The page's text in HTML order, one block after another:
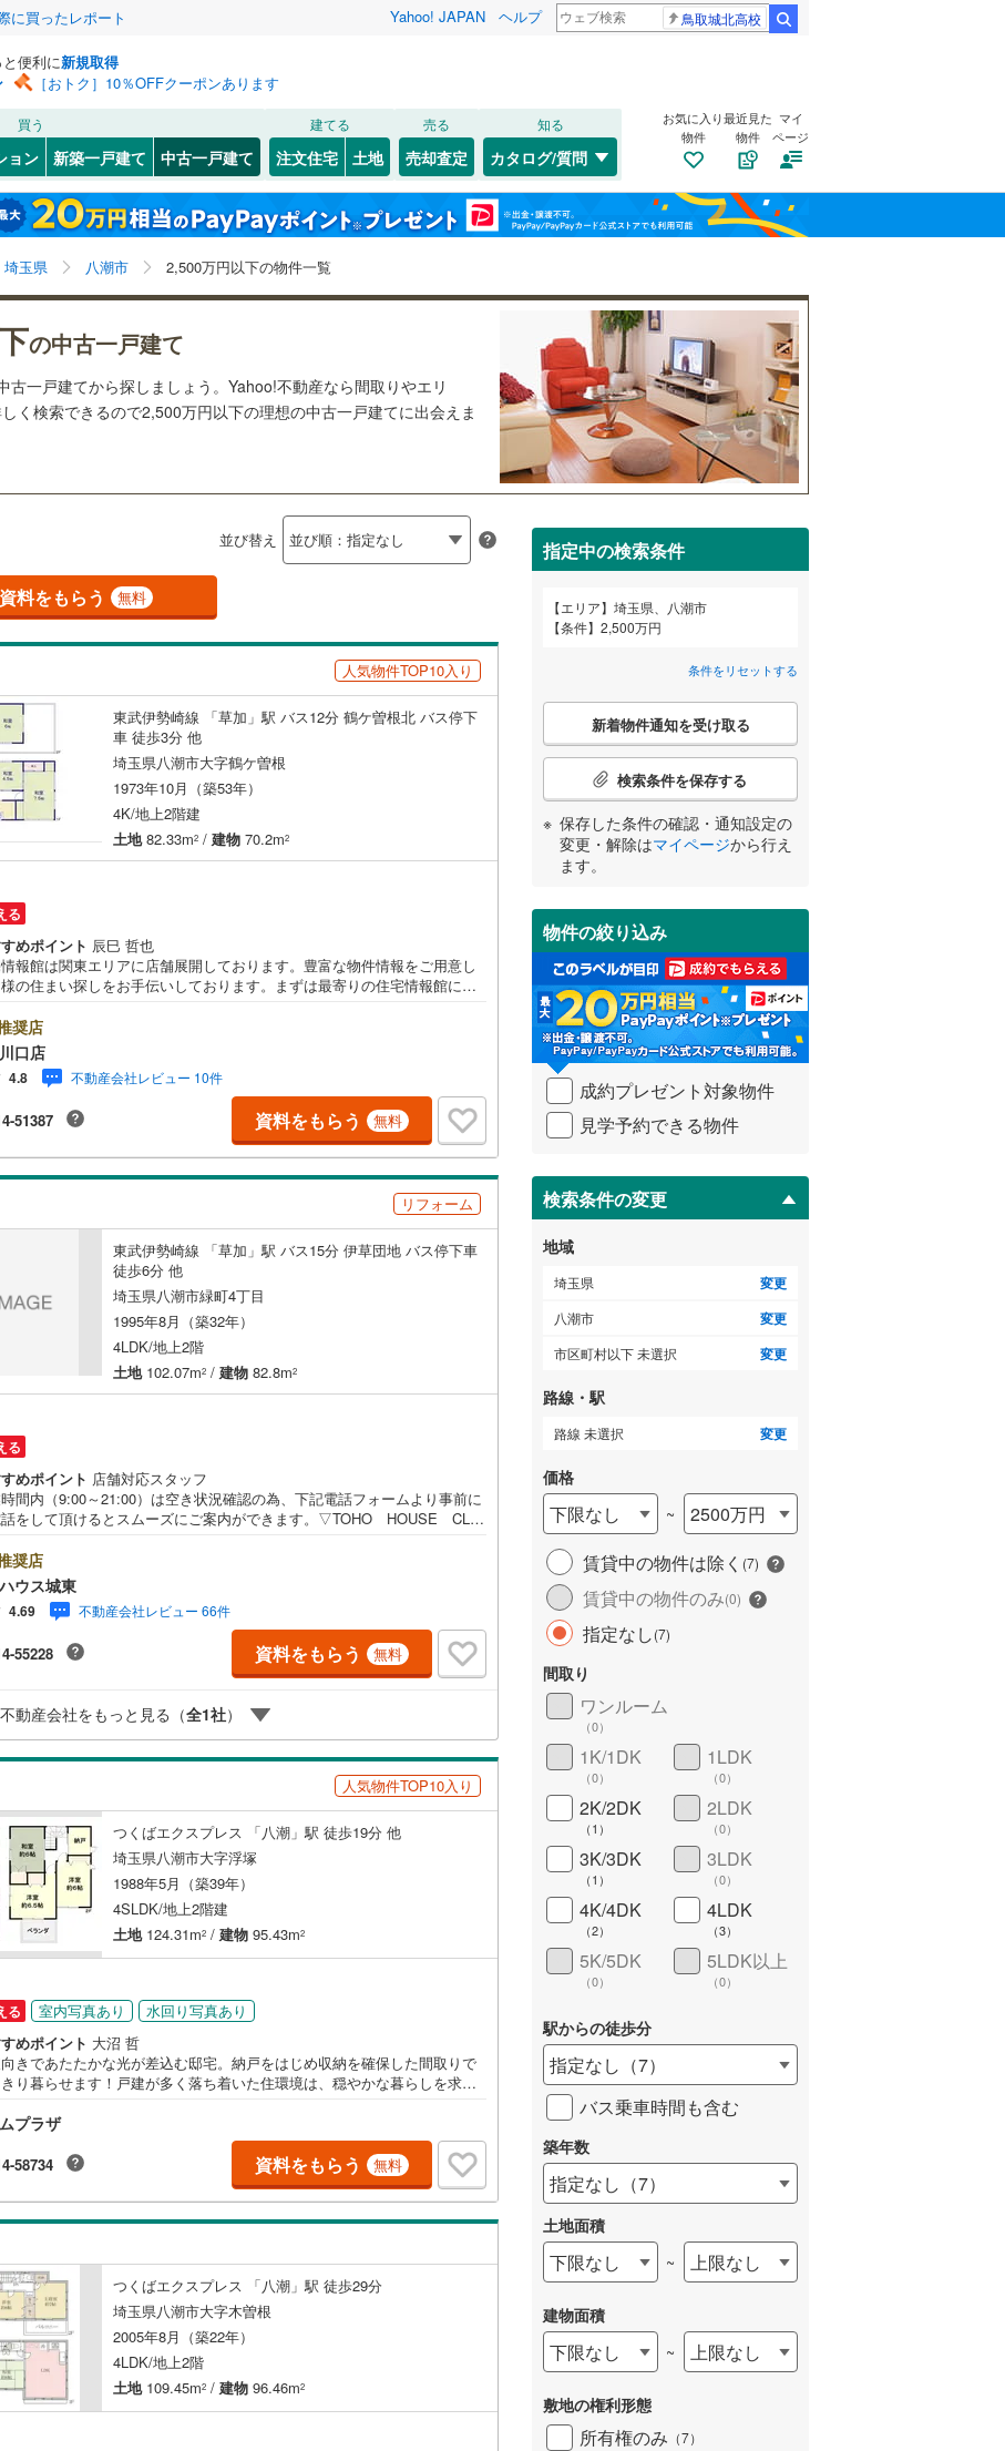
に買ったレポート Yahoo! JAPAN ヘルプ 鳥取城北高校
便利に新規取得
［おトク］10％OFFクーポンあります
買う
ョン 新築一戸建て 中古一戸建て
建てる
注文住宅 土地
売る
売却査定
知る
カタログ/質問
お気に入り
物件
最近見た
物件
マイ
ページ
埼玉県 八潮市 2,500万円以下の物件一覧
の中古一戸建て
一戸建てから探しましょう。Yahoo!不動産なら間取りやエリ
く検索できるので2,500万円以下の理想の中古一戸建てに出会えま
並び替え
料をもらう 無料
人気物件TOP10入り
東武伊勢崎線 「草加」駅 バス12分 鶴ケ曽根北 バス停下
車 徒歩3分 他
埼玉県八潮市大字鶴ケ曽根
1973年10月（築53年）
4K/地上2階建
土地82.33m2 / 建物 70.2m2
る
めポイント 辰巳 哲也
報館は関東エリアに店舗展開しております。豊富な物件情報をご用意し
の住まい探しをお手伝いしております。まずは最寄りの住宅情報館にお
いたします）】「資料請求」「内覧」のお問い合わせは上記時間内です
ーズにご対応が可能です。スタッフ一同お客様のお問合せをお待ちして
す。【住宅ローン相談会】開催中無理のない住宅ローンの試算やご購入
かかる諸費用の概算も行っております。しっかりとした資金計画のアド
スをさせて頂きますので、お気軽にご相談ください。お客様第一主義をモ
にお引越しをしてからも安心して住んでいただけるよう、末永く誠実に努
せて頂きます。住宅情報館にお越し頂けたら、物件のご紹介だけではな
住まいの疑問、不安、お家の事ならなんでもご相談いただけます。お客
望をお伺いしながら誠心誠意、全力でサポートさせて頂きます。お客様
一人に合わせたライフプランのご提案をさせていただきます。お気軽にご
ださい。
奨店
口店
4.8 不動産会社レビュー 10件
51387 資料をもらう 無料
リフォーム
東武伊勢崎線 「草加」駅 バス15分 伊草団地 バス停下車
徒歩6分 他
埼玉県八潮市緑町4丁目
1995年8月（築32年）
4LDK/地上2階
土地102.07m2 / 建物 82.8m2
る
めポイント 店舗対応スタッフ
間内（9:00～21:00）は空き状況確認の為、下記電話フォームより事前に
をして頂けるとスムーズにご案内ができます。▽TOHO HOUSE CLU
しの「安心」を守り続けます。【Yahoo！ 不動産キャンペーン対象店
店で物件を成約するとPayPayボーナスライトがもらえる「Yahoo！ 不動
件ご成約キャンペーン」の対象になります。「資料をもらう」「見学予約
」ボタンからお問い合わせください。※必ずYahoo！ JAPAN IDでログイ
てください。※PayPayボーナスライトは出金と譲渡はできません。ご案
細な資料のご請求はお気軽にどうぞ♪お電話でのお問い合わせも常時受け
ております！■頭金0円からのご購入可能です■（諸費用もOK）お気軽にお
奨店
ウス城東
4.69 不動産会社レビュー 66件
55228 資料をもらう 無料
動産会社をもっと見る（全1社）
人気物件TOP10入り
つくばエクスプレス 「八潮」駅 徒歩19分 他
埼玉県八潮市大字浮塚
1988年5月（築39年）
4SLDK/地上2階建
土地124.31m2 / 建物 95.43m2
る 室内写真あり
水回り写真あり
めポイント 大沼 哲
きであたたかな光が差込む邸宅。納戸をはじめ収納を確保した間取りで
り暮らせます！戸建が多く落ち着いた住環境は、穏やかな暮らしを求め
！窓が多くあたたかな陽光と心地よい風が通り抜ける住まい■駐車スペー
り！幹線道路にでやすい立地■閑静な住宅地で、ゆったりとした毎日をお過
ただけます■都心へのアクセス良好！つくばエクスプレス「八潮」駅徒歩
プラザ
58734 資料をもらう 無料
つくばエクスプレス 「八潮」駅 徒歩29分
埼玉県八潮市大字木曽根
2005年8月（築22年）
4LDK/地上2階
土地109.45m2 / 建物 96.46m2
指定中の検索条件
エリア
埼玉県、八潮市
条件
2,500万円
条件をリセットする
こ
検
条
件
受
け
取
る
・
条
件
を
イ
ペ
ジ
に
保
存
す
る
新着物件通知を受け取る
検索条件を保存する
保存した条件の確認・通知設定の
変更・解除はマイページから行え
ます。
物件の絞り込み
成約プレゼント対象物件
見学予約できる物件
検索条件の変更
地域
埼玉県 変更
八潮市 変更
市区町村以下 未選択 変更
路線・駅
路線 未選択 変更
価格
下限なし ~
2500万円
賃貸中の物件は除く (7)
賃貸中の物件のみ(0)
指定なし(7)
間取り
ワンルーム
（0）
1K/1DK
（0）
1LDK
（0）
2K/2DK
（1 ）
2LDK
（0）
3K/3DK
（1 ）
3LDK
（0）
4K/4DK
（2）
4LDK
（3）
5K/5DK
（0）
5LDK以上
（0）
駅からの徒歩分
指定なし （7）
バス乗車時間も含む
築年数
指定なし （7）
土地面積
下限なし ~ 上限なし
建物面積
下限なし ~ 上限なし
敷地の権利形態
所有権のみ （7）
岩手 宮城 秋田 山形 福島
神奈川 埼玉 千葉
岐阜 静岡 三重
和歌山
島根 岡山 広島 山口
高知
佐賀 長崎 鹿児島
この条件で検索する 条件をリセットする
北区(2) 大宮区(3)
) 中央区(1) 桜区(5)
5) 南区(4 )
)
) 熊谷市(90) 川口市(41)
) 秩父市(1) 所沢市(41)
本庄市(33)
鴻巣市(47) 深谷市(29)
46)
入間市(47)
31 ) 桶川市(21) (63)
) 八潮市 富士見市(41)
) 蓮田市 坂戸市(48)
) 鶴ヶ島市 日高市 ( 35)
奈町
入間郡毛呂山町(
生町(13) 比企郡滑川町(12) 比企郡嵐山町(8 )
川町
比企郡吉見町(14)
山町( 秩父郡横瀬町(0)
秩父郡長瀞町(0) 秩父郡小鹿野町(2)
児玉郡美里町(0) 児玉郡神川町 ( 5)
里町(10) 大里郡寄居町(18) 南埼玉郡宮代町(7)
杉戸町(20) 北葛飾郡松伏町(12)
この条件で検索する 条件をリセットする
(1) 大字大曽根(1) 大字木曽根(1)
(1) 大字鶴ケ曽根(1) 大字南後谷(1)
条件をリセットする
0) 川越線(0) 高崎線(0)
イン（宇都宮～逗子）
湘南新宿ライン（前橋～小田原）
(0)
武蔵野線(0)
(0) 上越新幹線(0) 山形新幹線(0)
(0 )
有楽町線(0) 東京メトロ副都心線(0)
つくばエクスプレス(5)
線(4) 東武日光線(0) 東武野田線(0)
東武越生線(0 西武池袋線(0)
(0) 西武狭山線(0)
(0)
この条件で検索する 条件をリセットする
条件をリセットする
リノベーション
ョン・リフォーム
築古・築30年以上（5）
0） トイレ２か所（
以上 （ 2） 太陽光発電システム（
付インターホン
防犯カメラ（0）
全体
バリアフリー住宅（ 間取り変更可能（0）
け（0） 3階建て以上（0）
ーム（納戸）（1）
駅が始発駅 0） 海まで2km以内（0） 小学校まで1km以内（2）
建ち方、日当たり
上（2） 南道路（0）
3）
イニング15畳以上
ッチン（0）
能（1）
インクローゼット
床下収納
庭
キあり（0）
工・品質・工法関連
、制震構造
長期優良住宅（0）
内見(相談)可（1） IT重説可（1）
詳しく見る
条件をリセットする
検索条件を保存しました
この検索条件の新着物件通知は、 マイページから設定できます。
保存した条件を見る
埼玉県、八潮市、2,500万円
マイページ
閉じる お気に入りリストを見る
閉じる
閉じる お気に入りリストを見る
閉じる